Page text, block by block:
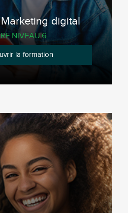
digital
NIVEAU 6
la formation